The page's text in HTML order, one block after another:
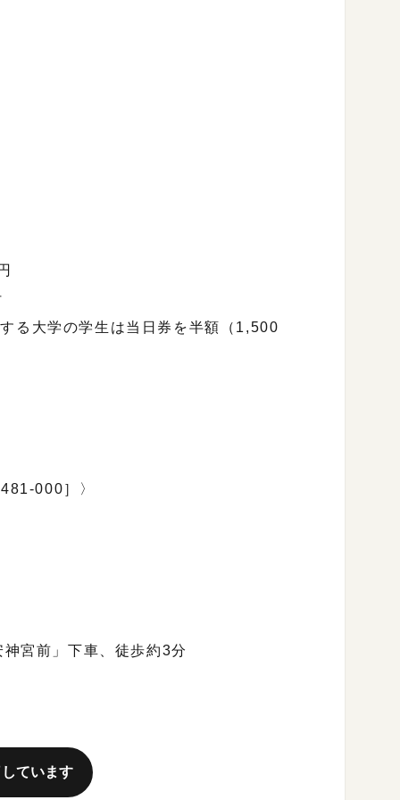
る大学の学生は当日券を半額（1,500
000］〉
宮前」下車、徒歩約3分
ています